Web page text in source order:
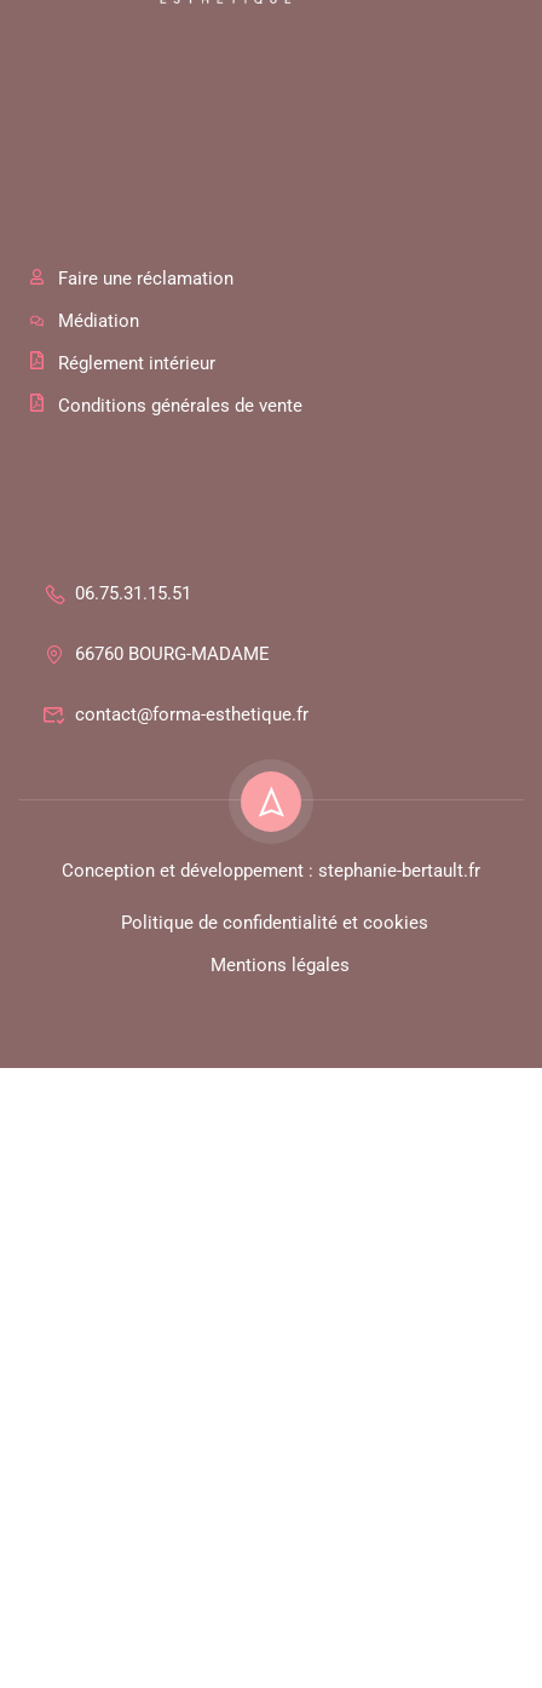
Faire une réclamation
Médiation
Réglement intérieur
Conditions générales de vente
06.75.31.15.51
66760 BOURG-MADAME
contact@forma-esthetique.fr
Conception et développement : stephanie-bertault.fr
Politique de confidentialité et cookies
Mentions légales